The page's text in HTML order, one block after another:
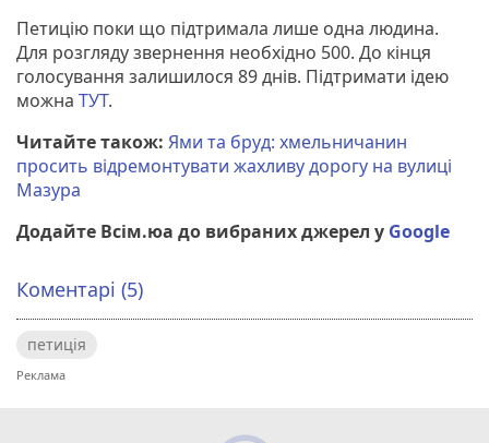
Петицію поки що підтримала лише одна людина.
Для розгляду звернення необхідно 500. До кінця
голосування залишилося 89 днів. Підтримати ідею
можна ТУТ.
Читайте також: Ями та бруд: хмельничанин
просить відремонтувати жахливу дорогу на вулиці
Мазура
Додайте Всім.юа до вибраних джерел у Google
Коментарі (5)
петиція